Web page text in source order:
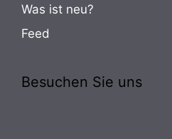
Was ist neu?
Feed
Besuchen Sie uns